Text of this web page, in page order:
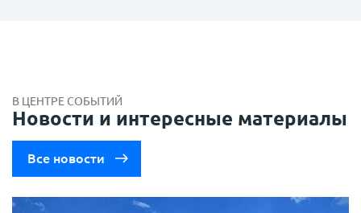
В ЦЕНТРЕ СОБЫТИЙ
Новости и интересные материалы
Все новости